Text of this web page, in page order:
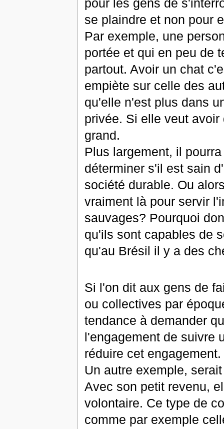
pour les gens de
se plaindre et non pour
Par exemple, une
portée et qui en peu de
partout. Avoir un chat
empiète sur celle des
qu'elle n'est plus dans
privée. Si elle veut
grand.
Plus largement, il
déterminer s'il est sain
société durable. Ou
vraiment là pour servir
sauvages? Pourquoi
qu'ils sont capables de
qu'au Brésil il y a des
Si l'on dit aux gens de
ou collectives par
tendance à demander
l'engagement de suivre
réduire cet engagement.
Un autre exemple,
Avec son petit revenu,
volontaire. Ce type de
comme par exemple